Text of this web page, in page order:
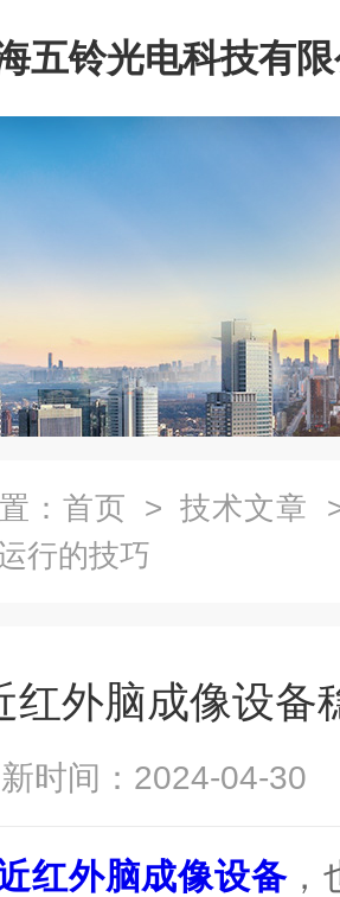
五铃光电科技有
： 首页 > 技术文章
行的技巧
红外脑成像设备
新时间：2024-04-
红外脑成像设备，